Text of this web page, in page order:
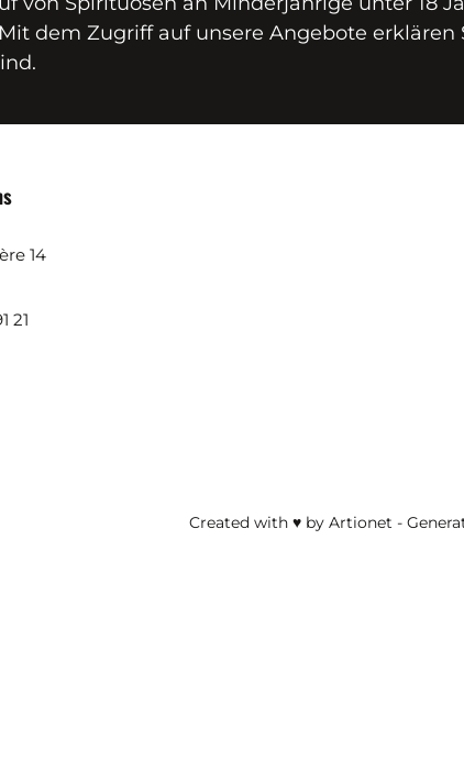
dem Zugriff auf unsere Angebote erklären
14
21
Created with ♥ by Artionet -